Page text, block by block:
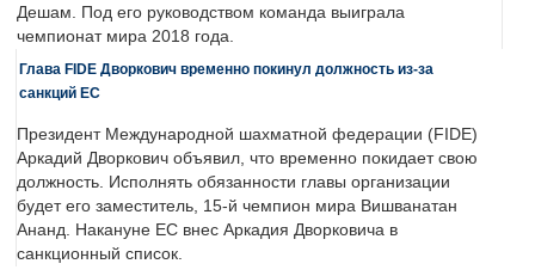
Дешам. Под его руководством команда выиграла
чемпионат мира 2018 года.
Глава FIDE Дворкович временно покинул должность из-за
санкций ЕС
Президент Международной шахматной федерации (FIDE)
Аркадий Дворкович объявил, что временно покидает свою
должность. Исполнять обязанности главы организации
будет его заместитель, 15-й чемпион мира Вишванатан
Ананд. Накануне ЕС внес Аркадия Дворковича в
санкционный список.